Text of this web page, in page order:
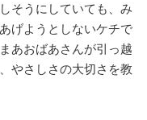
そうにしていても、み
げようとしないケチで
あおばあさんが引っ越
やさしさの大切さを教